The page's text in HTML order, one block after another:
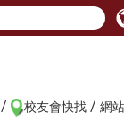
/ 校友會快找 / 網